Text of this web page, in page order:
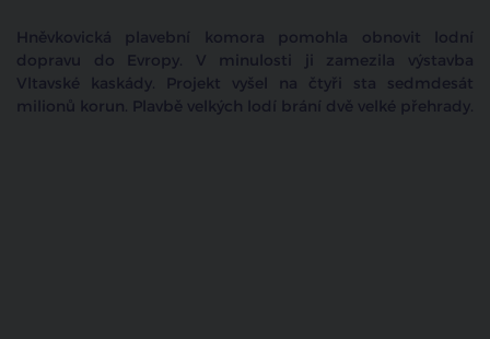
Hněvkovická plavební komora pomohla obnovit lodní
dopravu do Evropy. V minulosti ji zamezila výstavba
Vltavské kaskády. Projekt vyšel na čtyři sta sedmdesát
milionů korun. Plavbě velkých lodí brání dvě velké přehrady.